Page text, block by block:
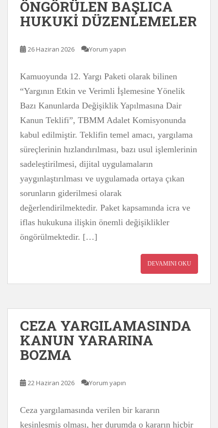
ÖNGÖRÜLEN BAŞLICA
HUKUKİ DÜZENLEMELER
26 Haziran 2026 Yorum yapın
Kamuoyunda 12. Yargı Paketi olarak bilinen
“Yargının Etkin ve Verimli İşlemesine Yönelik
Bazı Kanunlarda Değişiklik Yapılmasına Dair
Kanun Teklifi”, TBMM Adalet Komisyonunda
kabul edilmiştir. Teklifin temel amacı, yargılama
süreçlerinin hızlandırılması, bazı usul işlemlerinin
sadeleştirilmesi, dijital uygulamaların
yaygınlaştırılması ve uygulamada ortaya çıkan
sorunların giderilmesi olarak
değerlendirilmektedir. Paket kapsamında icra ve
iflas hukukuna ilişkin önemli değişiklikler
öngörülmektedir. […]
DEVAMINI OKU
CEZA YARGILAMASINDA
KANUN YARARINA
BOZMA
22 Haziran 2026 Yorum yapın
Ceza yargılamasında verilen bir kararın
kesinleşmiş olması, her durumda o kararın hiçbir